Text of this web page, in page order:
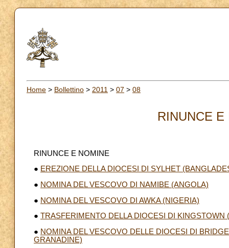
Home > Bollettino > 2011 > 07 > 08
RINUNCE E
RINUNCE E NOMINE
● EREZIONE DELLA DIOCESI DI SYLHET
● NOMINA DEL VESCOVO DI NAMIBE (ANGOLA)
● NOMINA DEL VESCOVO DI AWKA (NIGERIA)
● TRASFERIMENTO DELLA DIOCESI DI
● NOMINA DEL VESCOVO DELLE DIOCESI DI
GRANADINE)